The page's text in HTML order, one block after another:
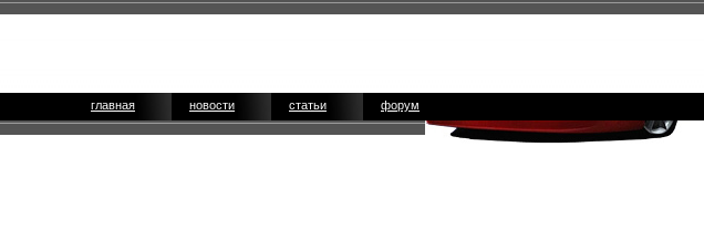
главная новости статьи форум